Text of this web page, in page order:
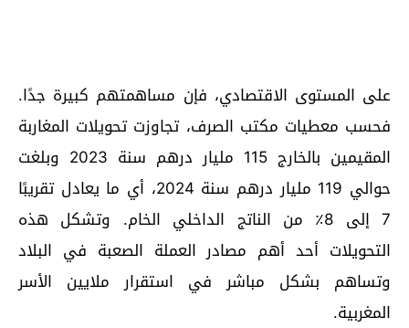
على المستوى الاقتصادي، فإن مساهمتهم كبيرة جدًا.
فحسب معطيات مكتب الصرف، تجاوزت تحويلات المغاربة
المقيمين بالخارج 115 مليار درهم سنة 2023 وبلغت
حوالي 119 مليار درهم سنة 2024، أي ما يعادل تقريبًا
7 إلى 8٪ من الناتج الداخلي الخام. وتشكل هذه
التحويلات أحد أهم مصادر العملة الصعبة في البلاد
وتساهم بشكل مباشر في استقرار ملايين الأسر
المغربية.